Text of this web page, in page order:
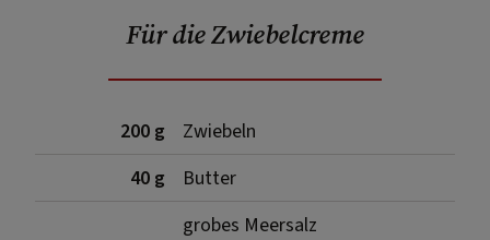
Für die Zwiebelcreme
200 g
Zwiebeln
40 g
Butter
grobes Meersalz